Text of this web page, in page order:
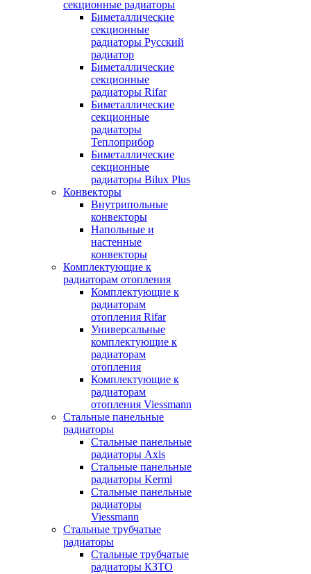
секционные радиаторы
Биметаллические
секционные
радиаторы Русский
радиатор
Биметаллические
секционные
радиаторы Rifar
Биметаллические
секционные
радиаторы
Теплоприбор
Биметаллические
секционные
радиаторы Bilux Plus
Конвекторы
Внутрипольные
конвекторы
Напольные и
настенные
конвекторы
Комплектующие к
радиаторам отопления
Комплектующие к
радиаторам
отопления Rifar
Универсальные
комплектующие к
радиаторам
отопления
Комплектующие к
радиаторам
отопления Viessmann
Стальные панельные
радиаторы
Стальные панельные
радиаторы Axis
Стальные панельные
радиаторы Kermi
Стальные панельные
радиаторы
Viessmann
Стальные трубчатые
радиаторы
Стальные трубчатые
радиаторы КЗТО